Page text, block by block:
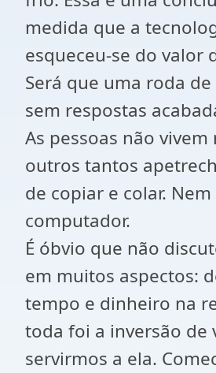
medida que a
esqueceu-se do valor
Será que uma roda
sem respostas
As pessoas não
outros tantos
de copiar e colar.
computador.
É óbvio que não
em muitos aspectos:
tempo e dinheiro na
toda foi a inversão de
servirmos a ela.